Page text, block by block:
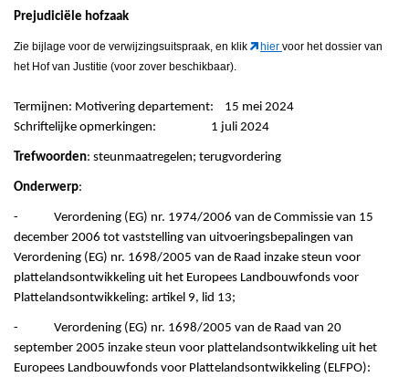
Prejudiciële hofzaak
Zie bijlage voor de verwijzingsuitspraak, en klik hier voor het dossier van
het Hof van Justitie (voor zover beschikbaar).
Termijnen: Motivering departement: 15 mei 2024
Schriftelijke opmerkingen: 1 juli 2024
Trefwoorden: steunmaatregelen; terugvordering
Onderwerp:
- Verordening (EG) nr. 1974/2006 van de Commissie van 15
december 2006 tot vaststelling van uitvoeringsbepalingen van
Verordening (EG) nr. 1698/2005 van de Raad inzake steun voor
plattelandsontwikkeling uit het Europees Landbouwfonds voor
Plattelandsontwikkeling: artikel 9, lid 13;
- Verordening (EG) nr. 1698/2005 van de Raad van 20
september 2005 inzake steun voor plattelandsontwikkeling uit het
Europees Landbouwfonds voor Plattelandsontwikkeling (ELFPO):